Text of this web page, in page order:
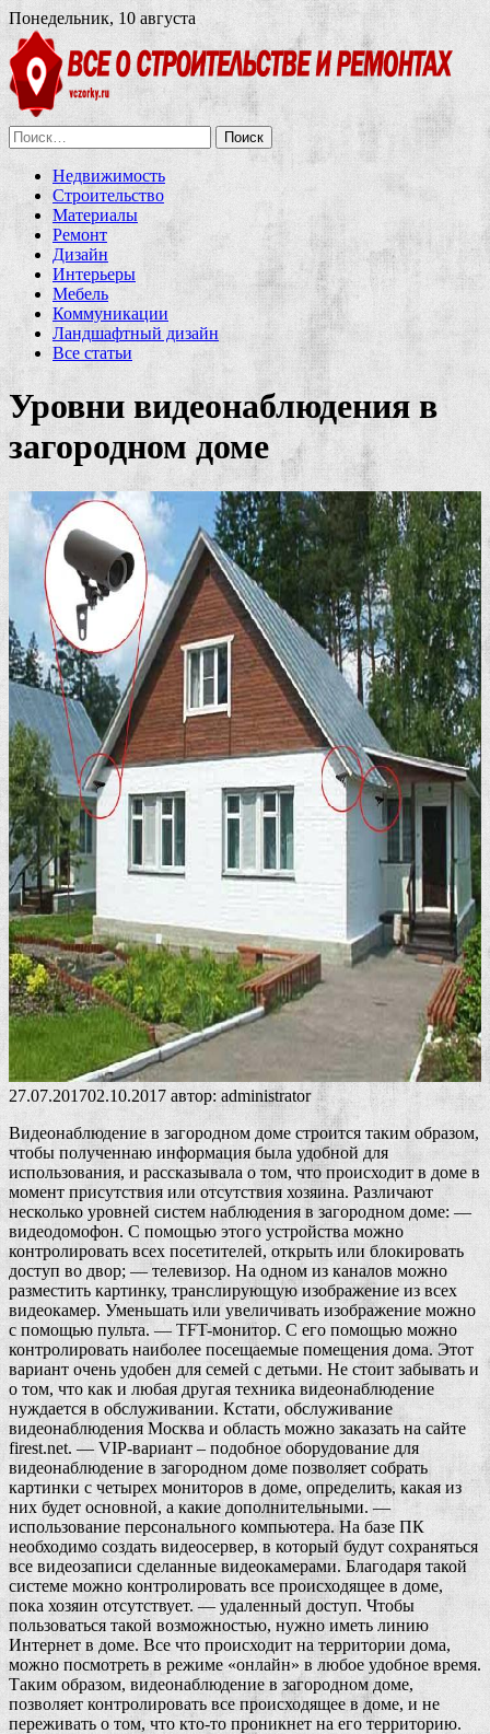
Понедельник, 10 августа
Найти:
Недвижимость
Строительство
Материалы
Ремонт
Дизайн
Интерьеры
Мебель
Коммуникации
Ландшафтный дизайн
Все статьи
Уровни видеонаблюдения в
загородном доме
27.07.201702.10.2017 автор:administrator
Видеонаблюдение в загородном доме строится таким образом,
чтобы полученнаю информация была удобной для
использования, и рассказывала о том, что происходит в доме в
момент присутствия или отсутствия хозяина. Различают
несколько уровней систем наблюдения в загородном доме: —
видеодомофон. С помощью этого устройства можно
контролировать всех посетителей, открыть или блокировать
доступ во двор; — телевизор. На одном из каналов можно
разместить картинку, транслирующую изображение из всех
видеокамер. Уменьшать или увеличивать изображение можно
с помощью пульта. — TFT-монитор. С его помощью можно
контролировать наиболее посещаемые помещения дома. Этот
вариант очень удобен для семей с детьми. Не стоит забывать и
о том, что как и любая другая техника видеонаблюдение
нуждается в обслуживании. Кстати, обслуживание
видеонаблюдения Москва и область можно заказать на сайте
firest.net. — VIP-вариант – подобное оборудование для
видеонаблюдение в загородном доме позволяет собрать
картинки с четырех мониторов в доме, определить, какая из
них будет основной, а какие дополнительными. —
использование персонального компьютера. На базе ПК
необходимо создать видеосервер, в который будут сохраняться
все видеозаписи сделанные видеокамерами. Благодаря такой
системе можно контролировать все происходящее в доме,
пока хозяин отсутствует. — удаленный доступ. Чтобы
пользоваться такой возможностью, нужно иметь линию
Интернет в доме. Все что происходит на территории дома,
можно посмотреть в режиме «онлайн» в любое удобное время.
Таким образом, видеонаблюдение в загородном доме,
позволяет контролировать все происходящее в доме, и не
переживать о том, что кто-то проникнет на его территорию.